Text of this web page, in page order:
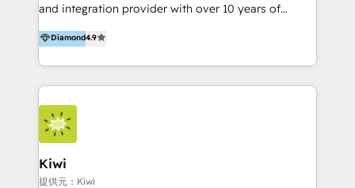
and integration provider with over 10 years of
experience, serves businesses in diverse industries.
With offices in Spain, Chile, Mexico, and Brazil, our
team of 100+ professionals deliver multilingual
services to clients in 15 countries. As the first
HubSpot Elite Partner in Latin America and Spain,
we hold numerous accreditations, including CRM
Implementation and Data Migration. Our services
include HubSpot setup and customization,
Marketing Automation, Inbound Marketing, Inbound
Diamond4.9
Kiwi
提供元：Kiwi